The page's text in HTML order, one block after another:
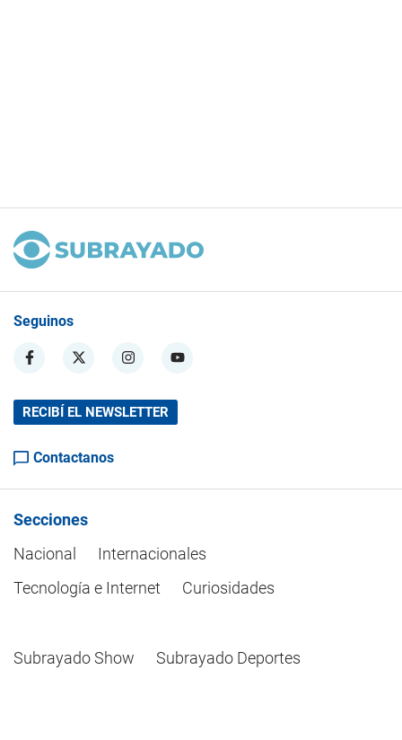
Seguinos
RECIBÍ EL NEWSLETTER
Contactanos
Secciones
Nacional
Internacionales
Tecnología e Internet
Curiosidades
Subrayado Show Subrayado Deportes